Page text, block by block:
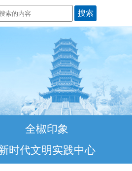
全椒印象
时代文明实践中心